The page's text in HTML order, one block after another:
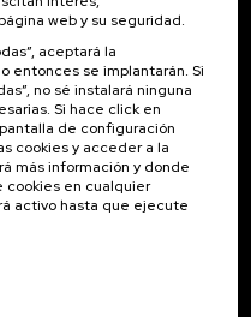
De interés...
Actividades anteriores
web y su seguridad.
aceptará la
entonces se implantarán. Si
no sé instalará ninguna
Si hace click en
de configuración
cookies y acceder a la
más información y donde
cookies en cualquier
activo hasta que ejecute